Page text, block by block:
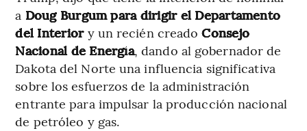
a Doug Burgum para dirigir el Departamento
del Interior y un recién creadoConsejo
Nacional de Energía, dando al gobernador de
Dakota del Norte una influencia significativa
sobre los esfuerzos de la administración
entrante para impulsar la producción nacional
de petróleo y gas.